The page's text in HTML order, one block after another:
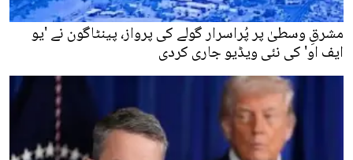
مشرقِ وسطیٰ پر پُراسرار گولے کی پرواز، پینٹاگون نے 'یو
ایف او' کی نئی ویڈیو جاری کردی